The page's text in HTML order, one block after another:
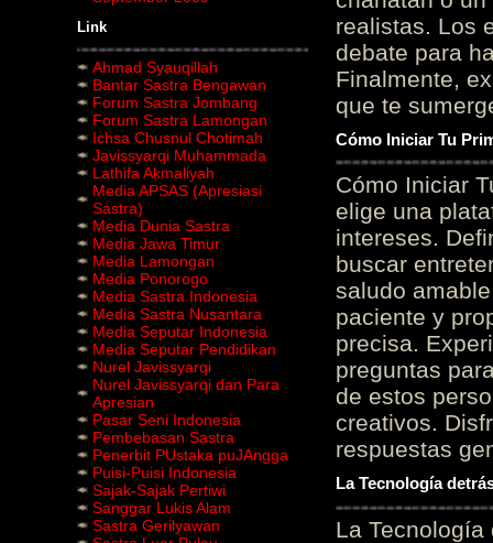
Link
Ahmad Syauqillah
Bantar Sastra Bengawan
Forum Sastra Jombang
Forum Sastra Lamongan
Ichsa Chusnul Chotimah
Javissyarqi Muhammada
Lathifa Akmaliyah
Media APSAS (Apresiasi
Sastra)
Media Dunia Sastra
Media Jawa Timur
Media Lamongan
Media Ponorogo
Media Sastra Indonesia
Media Sastra Nusantara
Media Seputar Indonesia
Media Seputar Pendidikan
Nurel Javissyarqi
Nurel Javissyarqi dan Para
Apresian
Pasar Seni Indonesia
Pembebasan Sastra
Penerbit PUstaka puJAngga
Puisi-Puisi Indonesia
Sajak-Sajak Pertiwi
Sanggar Lukis Alam
Sastra Gerilyawan
realistas. Los
debate para
Finalmente,
que te
Cómo Iniciar Tu
Cómo Iniciar
elige una
intereses.
buscar
saludo
paciente y
precisa.
preguntas
de estos
creativos.
respuestas
La Tecnología
La